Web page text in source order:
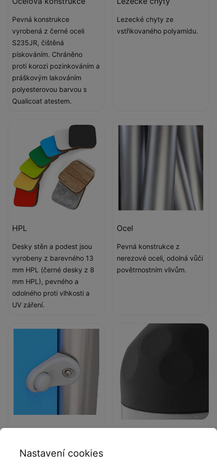
Pevná konstrukce
vyrobená z černé oceli
S235JR, čištěná
pískováním. Chráněno
proti korozi pozinkováním a
práškovým lakováním
polyesterovou barvou s
Qualicoat atestem.
Lezecké chyty ze
vstřikovaného polyamidu.
HPL
Desky stěn a podest jsou
vyrobeny z barevného 13
mm HPL (černé desky z 8
mm HPL), pevného a
odolného proti vlhkosti a
UV záření.
Ocel
Pevná konstrukce z
nerezové oceli, odolná vůči
povětrnostním vlivům.
Deskové a lanové spojky
Nastavení cookies